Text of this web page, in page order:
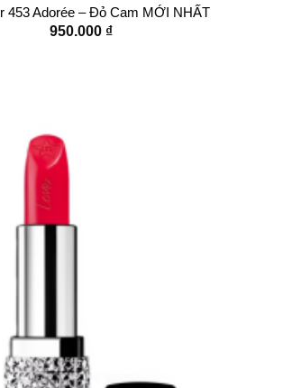
453 Adorée – Đỏ Cam MỚI NHẤT
950.000 ₫